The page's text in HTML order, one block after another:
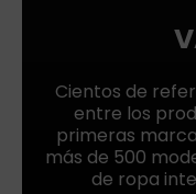
Cientos de
entre los
primeras
más de 500
de ropa